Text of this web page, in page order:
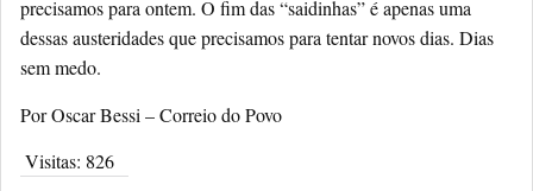
precisamos para ontem. O fim das “saidinhas” é apenas uma
dessas austeridades que precisamos para tentar novos dias. Dias
sem medo.
Por Oscar Bessi – Correio do Povo
Visitas: 826